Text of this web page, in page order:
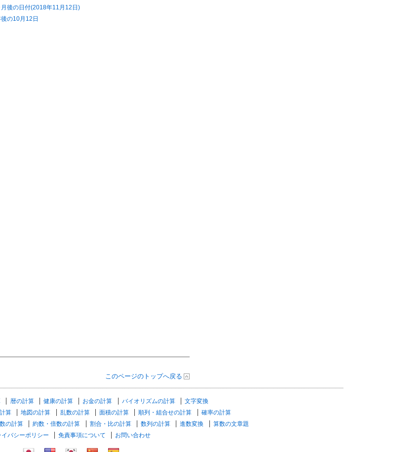
月後の日付(2018年11月12日)
の10月12日
このページのトップへ戻る
暦の計算 健康の計算 お金の計算 バイオリズムの計算
文字変換
算 地図の計算 乱数の計算 面積の計算 順列・組合せの計算
確率の計算
の計算 約数・倍数の計算 割合・比の計算 数列の計算 進数変換
算数の文章題
イバシーポリシー
免責事項について お問い合わせ